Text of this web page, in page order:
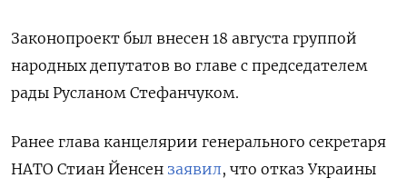
Законопроект был внесен 18 августа группой
народных депутатов во главе с председателем
рады Русланом Стефанчуком.
Ранее глава канцелярии генерального секретаря
НАТО Стиан Йенсен заявил, что отказ Украины